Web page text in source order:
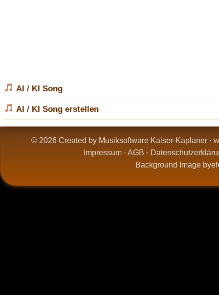
AI / KI Song
AI / KI Song erstellen
© 2026 Created by Musiksoftware Kaiser-Kaplaner ·
Impressum· AGB ·
Background Image by